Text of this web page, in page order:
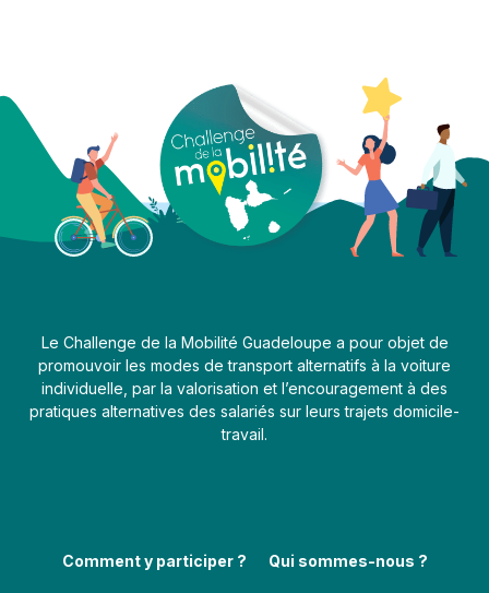
Le Challenge de la Mobilité Guadeloupe a pour objet de
promouvoir les modes de transport alternatifs à la voiture
individuelle, par la valorisation et l’encouragement à des
pratiques alternatives des salariés sur leurs trajets domicile-
travail.
Comment y participer ? Qui sommes-nous ?